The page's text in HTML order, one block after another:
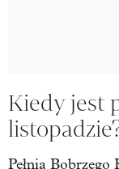
Kiedy jest
Pełnia Bobrzego